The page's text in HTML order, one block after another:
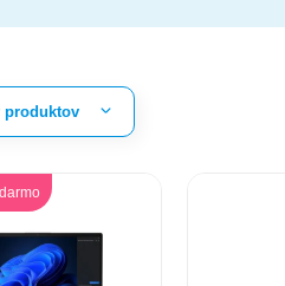
produktov